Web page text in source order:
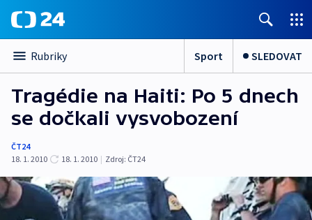
Rubriky Sport SLEDOVAT
Tragédie na Haiti: Po 5 dnech
se dočkali vysvobození
ČT24
18. 1. 2010
18. 1. 2010 | Zdroj: ČT24